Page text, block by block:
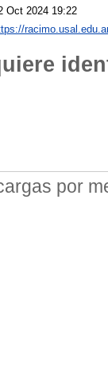
Oct 2024 19:22
por